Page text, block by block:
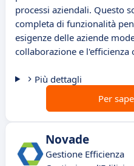
processi aziendali. Questo
completa di funzionalità
esigenze delle aziende
collaborazione e l'efficienza
Più dettagli
Per
Novade
Gestione Efficienza